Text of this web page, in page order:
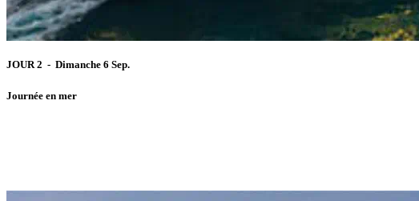
JOUR 2 - Dimanche 6 Sep.
Journée en mer